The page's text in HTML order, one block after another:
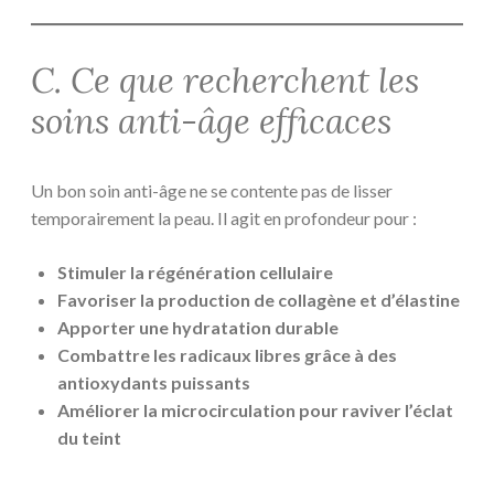
C. Ce que recherchent les
soins anti-âge efficaces
Un bon soin anti-âge ne se contente pas de lisser
temporairement la peau. Il agit en profondeur pour :
Stimuler la régénération cellulaire
Favoriser la production de collagène et d’élastine
Apporter une hydratation durable
Combattre les radicaux libres grâce à des
antioxydants puissants
Améliorer la microcirculation pour raviver l’éclat
du teint